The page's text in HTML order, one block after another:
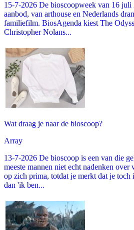
15-7-2026 De bioscoopweek van 16 juli
aanbod, van arthouse en Nederlands
familiefilm. BiosAgenda kiest The
Christopher Nolans...
Wat draag je naar de bioscoop?
Array
13-7-2026 De bioscoop is een van die
meeste mannen niet echt nadenken over
op zich prima, totdat je merkt dat je toch
dan 'ik ben...